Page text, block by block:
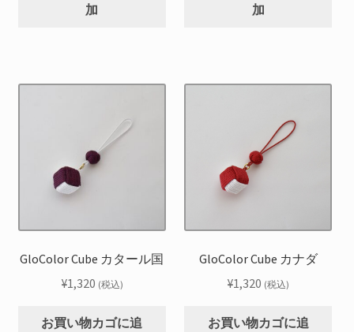
加
加
GloColor Cube カタール国
¥1,320 (税込)
お買い物カゴに追
GloColor Cube カナダ
¥1,320 (税込)
お買い物カゴに追